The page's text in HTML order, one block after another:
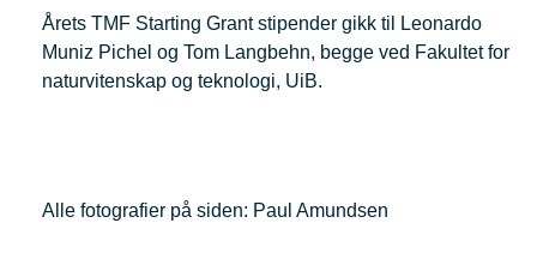
Årets TMF Starting Grant stipender gikk til Leonardo
Muniz Pichel og Tom Langbehn, begge ved Fakultet for
naturvitenskap og teknologi, UiB.
Alle fotografier på siden: Paul Amundsen